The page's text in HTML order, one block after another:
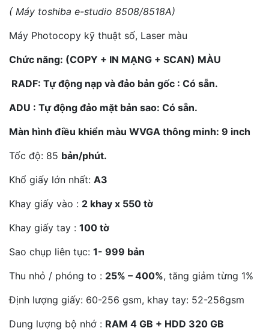
( Máy toshiba e-studio 8508/8518A)
Máy Photocopy kỹ thuật số, Laser màu
Chức năng: (COPY + IN MẠNG + SCAN) MÀU
RADF: Tự động nạp và đảo bản gốc : Có sẵn.
ADU : Tự động đảo mặt bản sao: Có sẵn.
Màn hình điều khiển màu WVGA thông minh: 9 inch
Tốc độ: 85 bản/phút.
Khổ giấy lớn nhất: A3
Khay giấy vào : 2 khay x 550 tờ
Khay giấy tay : 100 tờ
Sao chụp liên tục: 1- 999 bản
Thu nhỏ / phóng to : 25% – 400%, tăng giảm từng 1%
Định lượng giấy: 60-256 gsm, khay tay: 52-256gsm
Dung lượng bộ nhớ : RAM 4 GB + HDD 320 GB